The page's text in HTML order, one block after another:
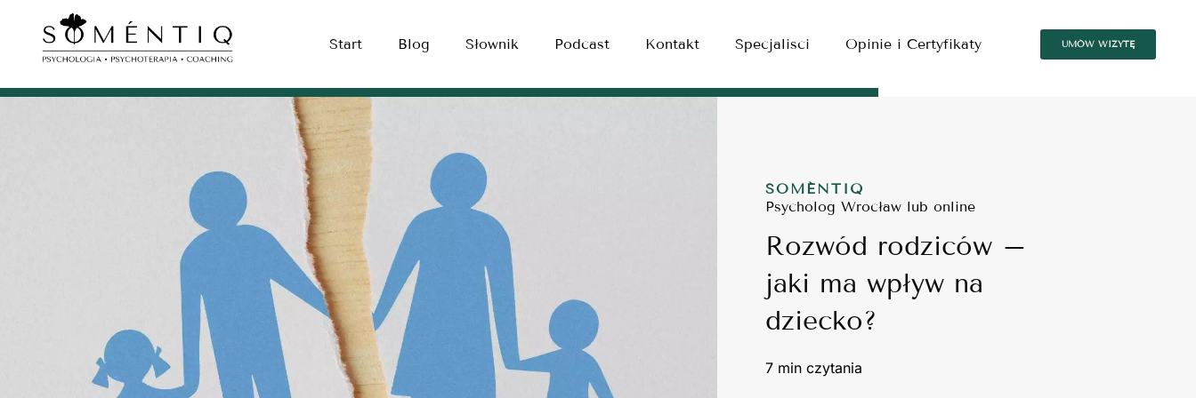
Start Blog Słownik Podcast Kontakt Specjalisci Opinie i Certyfikaty UMÓW WIZYTĘ
SOMÉNTIQ
Psycholog Wrocław lub online
Rozwód rodziców –
jaki ma wpływ na
dziecko?